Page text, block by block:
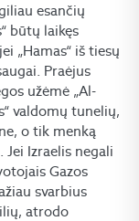
esančių
būtų laikęs
„Hamas“ iš tiesų
Praėjus
užėmė „Al-
valdomų tunelių,
o tik menką
Izraelis negali
Gazos
svarbius
atrodo